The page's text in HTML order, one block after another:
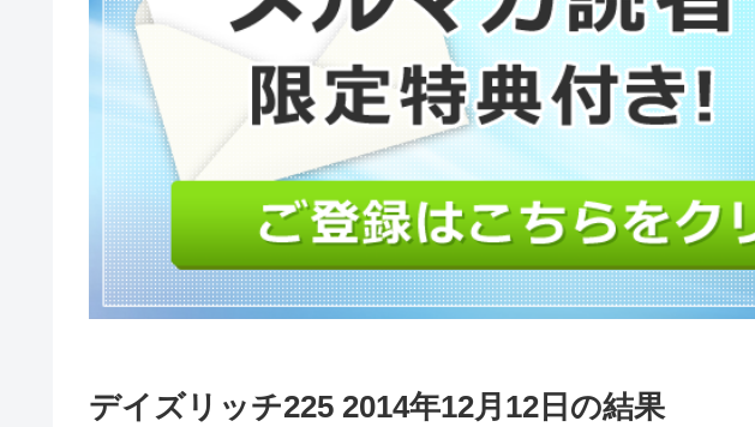
デイズリッチ225 2014年12月12日の結果